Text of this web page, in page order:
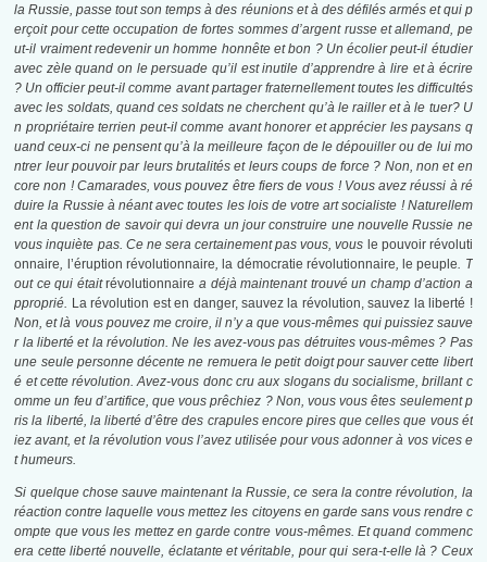
la Russie, passe tout son temps à des réunions et à des défilés armés et qui p
erçoit pour cette occupation de fortes sommes d’argent russe et allemand, pe
ut-il vraiment redevenir un homme honnête et bon ? Un écolier peut-il étudier
avec zèle quand on le persuade qu’il est inutile d’apprendre à lire et à écrire
? Un officier peut-il comme avant partager fraternellement toutes les difficultés
avec les soldats, quand ces soldats ne cherchent qu’à le railler et à le tuer? U
n propriétaire terrien peut-il comme avant honorer et apprécier les paysans q
uand ceux-ci ne pensent qu’à la meilleure façon de le dépouiller ou de lui mo
ntrer leur pouvoir par leurs brutalités et leurs coups de force ? Non, non et en
core non ! Camarades, vous pouvez être fiers de vous ! Vous avez réussi à ré
duire la Russie à néant avec toutes les lois de votre art socialiste ! Naturellem
ent la question de savoir qui devra un jour construire une nouvelle Russie ne
vous inquiète pas. Ce ne sera certainement pas vous, vous le pouvoir révoluti
onnaire, l’éruption révolutionnaire, la démocratie révolutionnaire, le peuple. T
out ce qui étaitrévolutionnaire a déjà maintenant trouvé un champ d’action a
pproprié. La révolution est en danger, sauvez la révolution, sauvez la liberté !
Non, et là vous pouvez me croire, il n’y a que vous-mêmes qui puissiez sauve
r la liberté et la révolution. Ne les avez-vous pas détruites vous-mêmes ? Pas
une seule personne décente ne remuera le petit doigt pour sauver cette libert
é et cette révolution. Avez-vous donc cru aux slogans du socialisme, brillant c
omme un feu d’artifice, que vous prêchiez ? Non, vous vous êtes seulement p
ris la liberté, la liberté d’être des crapules encore pires que celles que vous ét
iez avant, et la révolution vous l’avez utilisée pour vous adonner à vos vices e
t humeurs.
Si quelque chose sauve maintenant la Russie, ce sera la contre révolution, la
réaction contre laquelle vous mettez les citoyens en garde sans vous rendre c
ompte que vous les mettez en garde contre vous-mêmes. Et quand commenc
era cette liberté nouvelle, éclatante et véritable, pour qui sera-t-elle là ? Ceux